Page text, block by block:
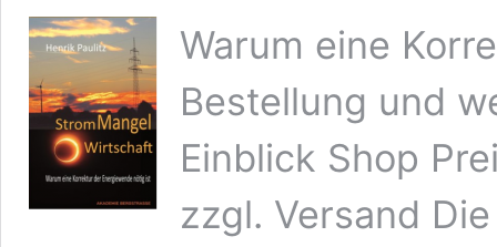
Warum eine
Bestellung und
Einblick Shop
zzgl. Versand